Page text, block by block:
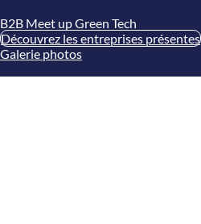
B2B Meet up Green Tech
Découvrez les entreprises présentes
Galerie photos